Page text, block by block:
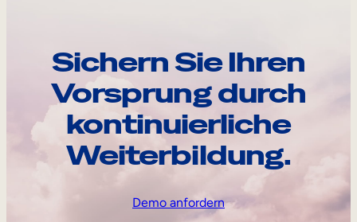
Sichern Sie Ihren
Vorsprung durch
kontinuierliche
Weiterbildung.
Demo anfordern